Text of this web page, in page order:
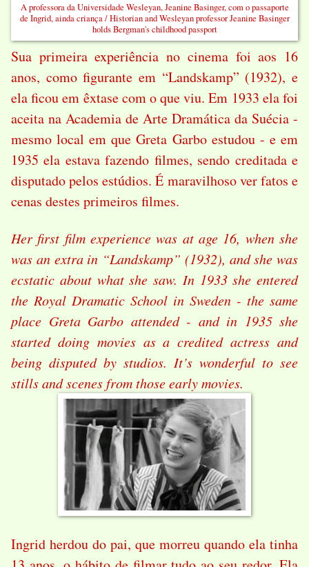
A professora da Universidade Wesleyan, Jeanine Basinger, com o passaporte
de Ingrid, ainda criança / Historian and Wesleyan professor Jeanine Basinger
holds Bergman's childhood passport
Sua primeira experiência no cinema foi aos 16
anos, como figurante em “Landskamp” (1932), e
ela ficou em êxtase com o que viu. Em 1933 ela foi
aceita na Academia de Arte Dramática da Suécia -
mesmo local em que Greta Garbo estudou - e em
1935 ela estava fazendo filmes, sendo creditada e
disputado pelos estúdios.É maravilhoso ver fatos e
cenas destes primeiros filmes.
Her first film experience was at age 16, when she
was an extra in “Landskamp” (1932), and she was
ecstatic about what she saw. In 1933 she entered
the Royal Dramatic School in Sweden - the same
place Greta Garbo attended - and in 1935 she
started doing movies as a credited actress and
being disputed by studios. It’s wonderful to see
stills and scenes from those early movies.
Ingrid herdou do pai, que morreu quando ela tinha